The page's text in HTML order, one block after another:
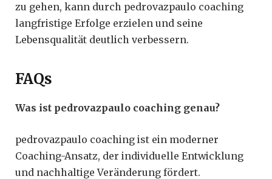
zu gehen, kann durch pedrovazpaulo coaching
langfristige Erfolge erzielen und seine
Lebensqualität deutlich verbessern.
FAQs
Was ist pedrovazpaulo coaching genau?
pedrovazpaulo coaching ist ein moderner
Coaching-Ansatz, der individuelle Entwicklung
und nachhaltige Veränderung fördert.